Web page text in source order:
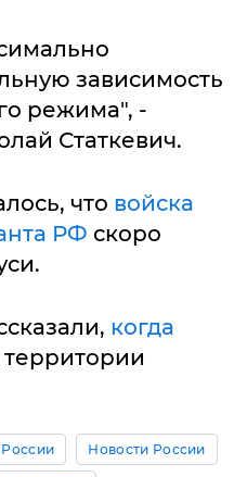
зависимость
режима", -
Статкевич.
что войска
РФ скоро
когда
территории
Новости России